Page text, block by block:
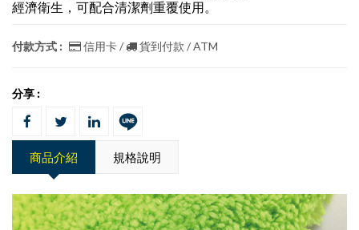
經濟衛生，可配合清潔劑重覆使用。
付款方式 : 信用卡 / 貨到付款 / ATM
分享 :
商品介紹 規格說明